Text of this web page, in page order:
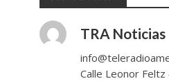
TRA Noticias
Calle Leonor